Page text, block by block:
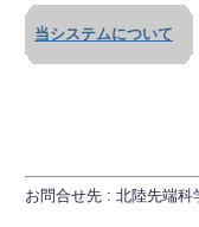
当システムについて
お問合せ先 : 北陸先端